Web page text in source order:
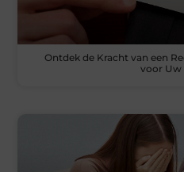
Ontdek de Kracht van een
voor Uw